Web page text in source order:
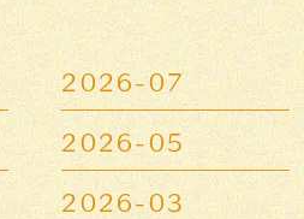
2026-07
2026-05
2026-03